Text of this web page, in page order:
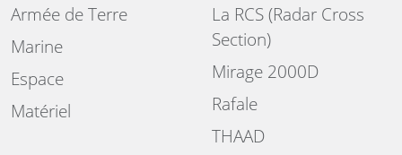
Armée de Terre
Marine
Espace
Matériel
La RCS (Radar Cross
Section)
Mirage 2000D
Rafale
THAAD